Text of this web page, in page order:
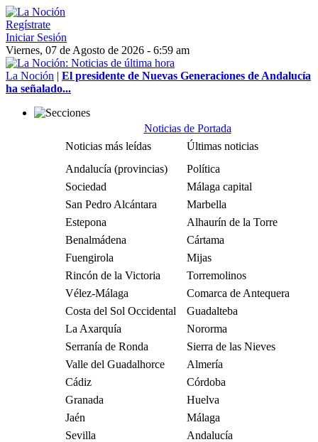
Regístrate
Iniciar Sesión
Viernes, 07 de Agosto de 2026 - 6:59 am
La Noción | El presidente de Nuevas Generaciones de Andalucía
ha señalado...
Noticias de Portada
Noticias más leídas
Últimas noticias
Andalucía (provincias)
Política
Sociedad
Málaga capital
San Pedro Alcántara
Marbella
Estepona
Alhaurín de la Torre
Benalmádena
Cártama
Fuengirola
Mijas
Rincón de la Victoria
Torremolinos
Vélez-Málaga
Comarca de Antequera
Costa del Sol Occidental
Guadalteba
La Axarquía
Nororma
Serranía de Ronda
Sierra de las Nieves
Valle del Guadalhorce
Almería
Cádiz
Córdoba
Granada
Huelva
Jaén
Málaga
Sevilla
Andalucía